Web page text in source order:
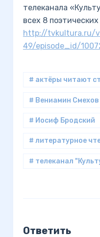
телеканала
всех 8
http://tvkultura.ru/
49/episode_id/
# актёры читают
# Вениамин Смехов
# Иосиф Бродский
# литературное
# телеканал
Ответить